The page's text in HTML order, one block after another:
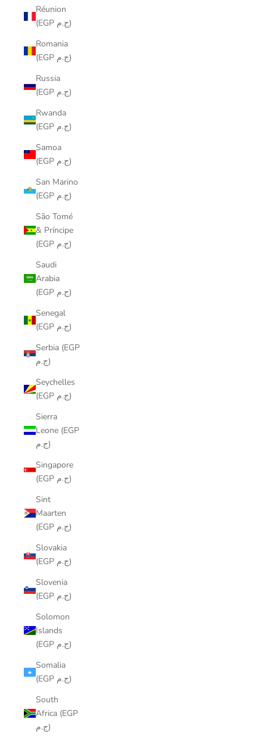
Réunion
(EGP ج.م)
Romania
(EGP ج.م)
Russia
(EGP ج.م)
Rwanda
(EGP ج.م)
Samoa
(EGP ج.م)
San Marino
(EGP ج.م)
São Tomé
& Príncipe
(EGP ج.م)
Saudi
Arabia
(EGP ج.م)
Senegal
(EGP ج.م)
Serbia (EGP
ج.م)
Seychelles
(EGP ج.م)
Sierra
Leone (EGP
ج.م)
Singapore
(EGP ج.م)
Sint
Maarten
(EGP ج.م)
Slovakia
(EGP ج.م)
Slovenia
(EGP ج.م)
Solomon
Islands
(EGP ج.م)
Somalia
(EGP ج.م)
South
Africa (EGP
ج.م)